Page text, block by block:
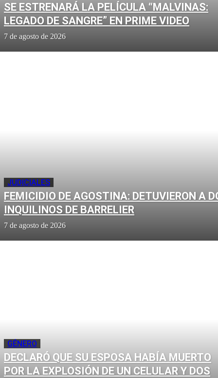
SE ESTRENARÁ LA PELÍCULA “MALVINAS:
LEGADO DE SANGRE” EN PRIME VIDEO
7 de agosto de 2026
JUDICIALES
FEMICIDIO DE AGOSTINA: DETUVIERON A
INQUILINOS DE BARRELIER
7 de agosto de 2026
GÉNERO
DECLARÓ QUE SU ESPOSA HABÍA MUERTO
POR LA EXPLOSIÓN DE UN CELULAR Y DOS